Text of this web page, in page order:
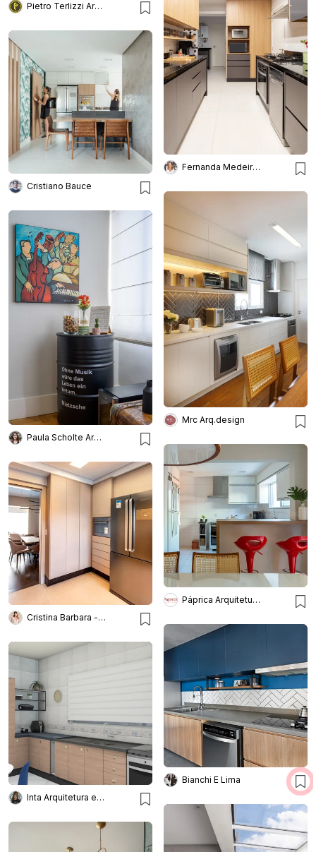
Pietro Terlizzi Arquitetura e Designer
Fernanda Medeiros Arquitetura
Cristiano Bauce
Mrc Arq.design
Paula Scholte Arquitetura
Páprica Arquitetura e Interiores
Cristina Barbara - Barbara e Purchio
Bianchi E Lima
Inta Arquitetura e Interiores